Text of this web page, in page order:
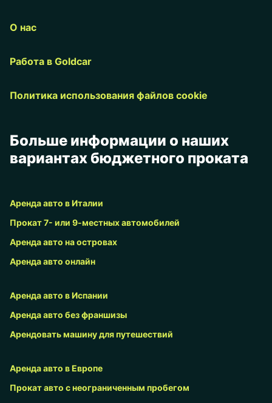
О нас
Работа в Goldcar
Политика использования файлов cookie
Больше информации о наших
вариантах бюджетного проката
Аренда авто в Италии
Прокат 7- или 9-местных автомобилей
Аренда авто на островах
Аренда авто онлайн
Аренда авто в Испании
Аренда авто без франшизы
Арендовать машину для путешествий
Аренда авто в Европе
Прокат авто с неограниченным пробегом